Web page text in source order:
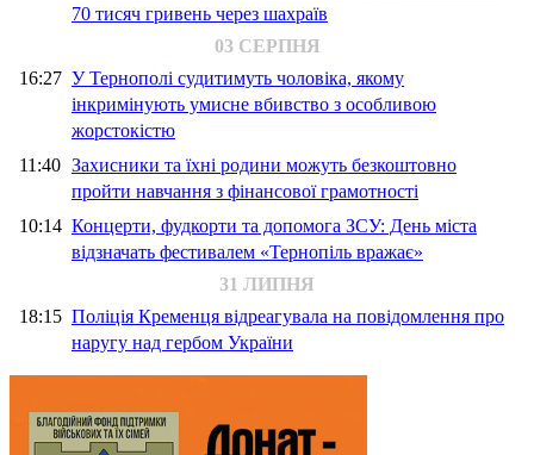
70 тисяч гривень через шахраїв
03 СЕРПНЯ
16:27 У Тернополі судитимуть чоловіка, якому
інкримінують умисне вбивство з особливою
жорстокістю
11:40 Захисники та їхні родини можуть безкоштовно
пройти навчання з фінансової грамотності
10:14 Концерти, фудкорти та допомога ЗСУ: День міста
відзначать фестивалем «Тернопіль вражає»
31 ЛИПНЯ
18:15 Поліція Кременця відреагувала на повідомлення про
наругу над гербом України